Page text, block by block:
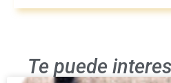
Te puede